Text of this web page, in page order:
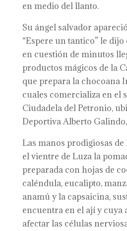
en medio del llanto.
Su ángel salvador
“Espere un tantico” le
en cuestión de minutos
productos mágicos de la
que prepara la chocoana
cuales comercializa en el
Ciudadela del Petronio,
Deportiva Alberto
Las manos prodigiosas
el vientre de Luza la
preparada con hojas de
caléndula, eucalipto,
anamú y la capsaicina,
encuentra en el ají y cuya
afectar las células